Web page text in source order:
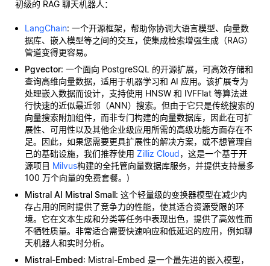
初级的 RAG 聊天机器人：
LangChain: 一个开源框架，帮助你协调大语言模型、向量数
据库、嵌入模型等之间的交互，使集成检索增强生成（RAG）
管道变得更容易。
Pgvector: 一个面向 PostgreSQL 的开源扩展，可高效存储和
查询高维向量数据，适用于机器学习和 AI 应用。该扩展专为
处理嵌入数据而设计，支持使用 HNSW 和 IVFFlat 等算法进
行快速的近似最近邻（ANN）搜索。但由于它只是传统搜索的
向量搜索附加组件，而非专门构建的向量数据库，因此在可扩
展性、可用性以及其他企业级应用所需的高级功能方面存在不
足。因此，如果您需要更具扩展性的解决方案，或不想管理自
己的基础设施，我们推荐使用 Zilliz Cloud，这是一个基于开
源项目 Milvus构建的全托管向量数据库服务，并提供支持最多
100 万个向量的免费套餐。)
Mistral AI Mistral Small: 这个轻量级的变换器模型在减少内
存占用的同时提供了竞争力的性能，使其适合资源受限的环
境。它在文本生成和分类等任务中表现出色，提供了高效性而
不牺牲质量。非常适合需要快速响应和低延迟的应用，例如聊
天机器人和实时分析。
Mistral-Embed: Mistral-Embed 是一个最先进的嵌入模型，